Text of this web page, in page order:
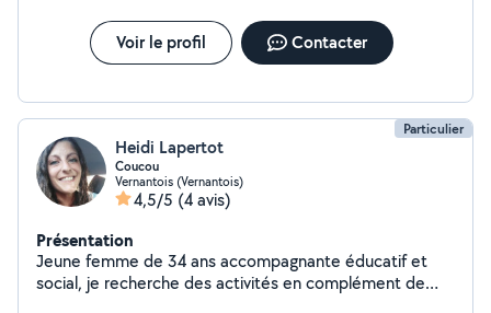
Voir le profil Contacter
Particulier
Heidi Lapertot
Coucou
Vernantois (Vernantois)
4,5/5 (4 avis)
Présentation
Jeune femme de 34 ans accompagnante éducatif et
social, je recherche des activités en complément de